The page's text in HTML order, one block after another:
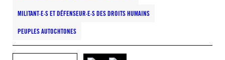
MILITANT·E·S ET DÉFENSEUR·E·S DES DROITS HUMAINS
PEUPLES AUTOCHTONES